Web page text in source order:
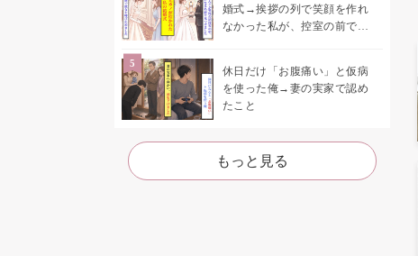
婚式→挨拶の列で笑顔を作れ
なかった私が、控室の前で彼
休日だけ「お腹痛い」と仮病
を使った俺→妻の実家で認め
たこと
もっと見る